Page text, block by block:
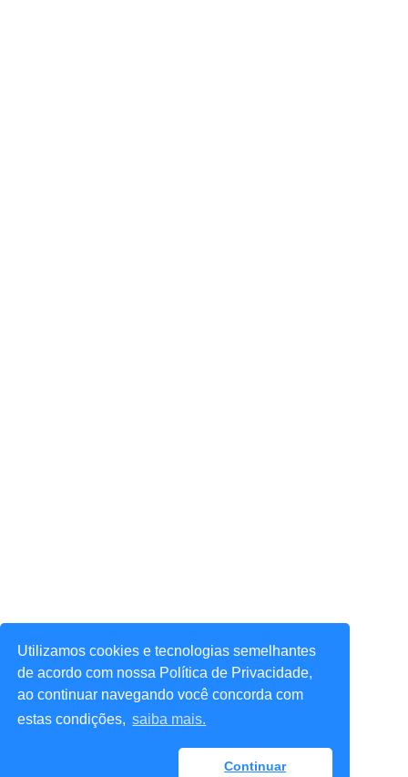
Utilizamos cookies e tecnologias semelhantes
de acordo com nossa Política de Privacidade,
ao continuar navegando você concorda com
estas condições, saiba mais.
Continuar